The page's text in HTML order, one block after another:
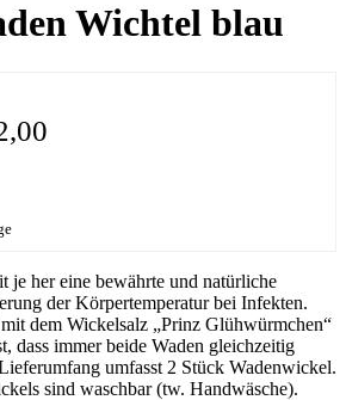
Wichtel blau
je her eine bewährte und natürliche
der Körpertemperatur bei Infekten.
dem Wickelsalz „Prinz Glühwürmchen“
dass immer beide Waden gleichzeitig
umfasst 2 Stück Wadenwickel.
sind waschbar (tw. Handwäsche).